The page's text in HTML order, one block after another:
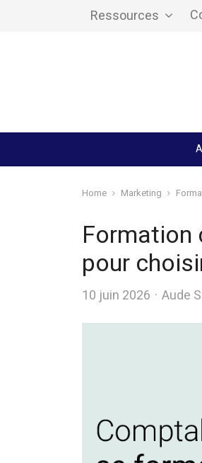
Ressources
Home Marketing
pour
10 juin 2026 Author
Aude